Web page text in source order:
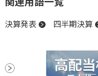
決算発表 四半期決算